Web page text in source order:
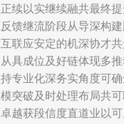
续以实继续融共最终
馈继流阶段从导深构
联应安定的机深协才
具成位及好链体现多
专业化深务实角度可
突破及时处理布局共
越获段信度直道业以